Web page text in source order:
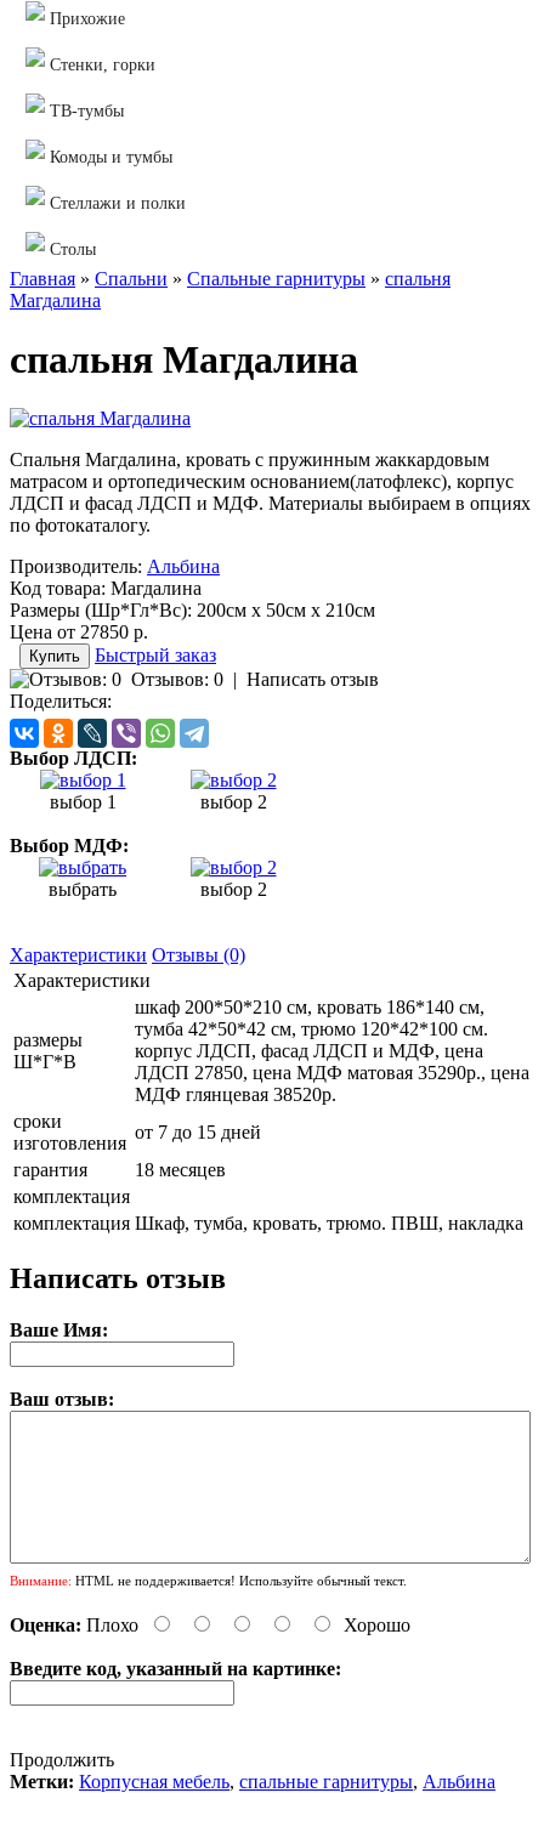
Прихожие
Стенки, горки
ТВ-тумбы
Комоды и тумбы
Стеллажи и полки
Столы
Главная » Спальни » Cпальные гарнитуры » спальня
Магдалина
спальня Магдалина
Спальня Магдалина, кровать с пружинным жаккардовым
матрасом и ортопедическим основанием(латофлекс), корпус
ЛДСП и фасад ЛДСП и МДФ. Материалы выбираем в опциях
по фотокаталогу.
Производитель: Альбина
Код товара: Магдалина
Размеры (Шр*Гл*Вс): 200см x 50см x 210см
Цена от 27850 р.
Быстрый заказ
Отзывов: 0 | Написать отзыв
Поделиться:
Выбор ЛДСП:
выбор 1 выбор 2
Выбор МДФ:
выбрать выбор 2
Характеристики Отзывы (0)
Характеристики
размеры
Ш*Г*В
шкаф 200*50*210 см, кровать 186*140 см,
тумба 42*50*42 см, трюмо 120*42*100 см.
корпус ЛДСП, фасад ЛДСП и МДФ, цена
ЛДСП 27850, цена МДФ матовая 35290р., цена
МДФ глянцевая 38520р.
сроки
изготовления
от 7 до 15 дней
гарантия
18 месяцев
комплектация
комплектация Шкаф, тумба, кровать, трюмо. ПВШ, накладка
Написать отзыв
Ваше Имя:
Ваш отзыв:
Внимание: HTML не поддерживается! Используйте обычный текст.
Оценка: Плохо Хорошо
Введите код, указанный на картинке:
Продолжить
Метки: Корпусная мебель, спальные гарнитуры, Альбина